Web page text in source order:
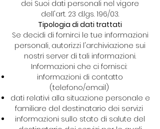
dei Suoi dati personali nel vigore
dell'art. 23 d.lgs. 196/03.
Tipologia di dati trattati
Se decidi di fornirci le tue informazioni
personali, autorizzi l'archiviazione sui
nostri server di tali informazioni.
Informazioni che ci fornisci:
informazioni di contatto
(telefono/email)
dati relativi alla situazione personale e
familiare del destinatario dei servizi
informazioni sullo stato di salute del